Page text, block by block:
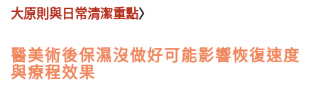
大原則與日常清潔重點〉
醫美術後保濕沒做好可能影響恢復速度
與療程效果